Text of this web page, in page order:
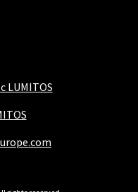
LUMITOS